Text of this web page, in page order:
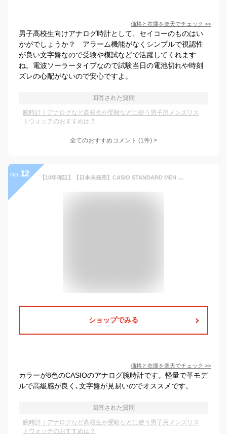
価格と在庫を楽天でチェック >>
男子高校生向けアナログ時計として、セイコーのものはい
かがでしょうか？ アラーム機能がなくシンプルで視認性
が良い文字盤なので受験や模試などで活躍してくれます
ね。電波ソーラータイプなので試験当日の電池切れや時刻
ズレの心配がないので安心ですよ。
回答された質問
腕時計｜アナログなど高校生が受験などに使う男子用メンズリス
トウォッチのおすすめは？
全てのおすすめコメント (1件) >
no. 12 【10年保証】【日本未発売】CASIO STANDARD MEN カシオ スタンダード MTP-V004L 腕時計 時計 ブランド メンズ レディース キッズ 子供 男の子 女の子 チープカシオ チプカシ アナログ 軽量 日付 高級感 高見え レザー 革ベルト 海外モデル ギフト プレゼント
ショップでみる
価格と在庫を楽天でチェック >>
カラーが8色のCASIOのアナログ腕時計です。軽量で革モデ
ルで高級感が良く､文字盤が見易いのでオススメです。
回答された質問
腕時計｜アナログなど高校生が受験などに使う男子用メンズリス
トウォッチのおすすめは？